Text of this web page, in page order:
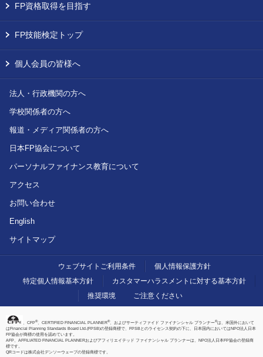
FP資格取得を目指す
FP技能検定トップ
個人会員の皆様へ
法人・行政機関の方へ
学校関係者の方へ
報道・メディア関係者の方へ
日本FP協会について
パーソナルファイナンス教育について
アクセス
お問い合わせ
English
サイトマップ
ウェブサイトご利用条件
個人情報保護方針
特定個人情報基本方針
カスタマーハラスメントに対する基本方針
推奨環境
ご注意ください
、CFP®、CERTIFIED FINANCIAL PLANNER®、およびサーティファイド ファイナンシャル プランナー®は、米国外において
はFinancial Planning Standards Board Ltd.(FPSB)の登録商標で、FPSBとのライセンス契約の下に、日本国内においてはNPO法人日本
FP協会が商標の使用を認めています。
AFP、AFFILIATED FINANCIAL PLANNERおよびアフィリエイテッド ファイナンシャル プランナーは、NPO法人日本FP協会の登録商
標です。
QRコードは株式会社デンソーウェーブの登録商標です。